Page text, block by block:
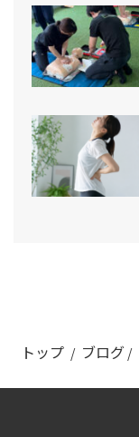
トップ / ブログ /